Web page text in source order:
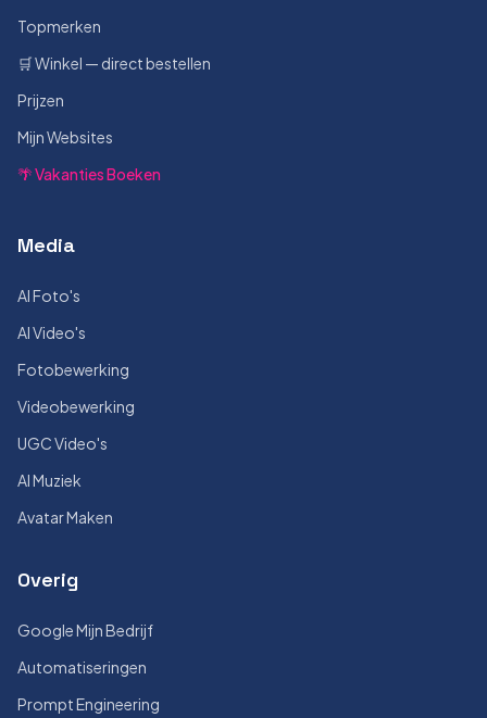
Topmerken
🛒 Winkel — direct bestellen
Prijzen
Mijn Websites
🌴 Vakanties Boeken
Media
AI Foto's
AI Video's
Fotobewerking
Videobewerking
UGC Video's
AI Muziek
Avatar Maken
Overig
Google Mijn Bedrijf
Automatiseringen
Prompt Engineering